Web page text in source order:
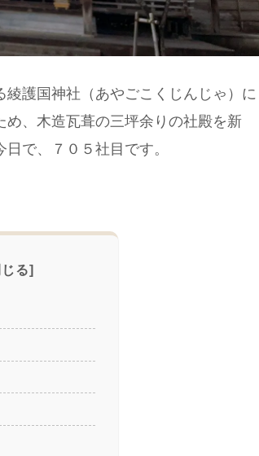
護国神社（あやごこくじんじゃ）に
、木造瓦葺の三坪余りの社殿を新
で、７０５社目です。